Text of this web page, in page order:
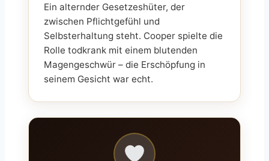
Ein alternder Gesetzeshüter, der
zwischen Pflichtgefühl und
Selbsterhaltung steht. Cooper spielte die
Rolle todkrank mit einem blutenden
Magengeschwür – die Erschöpfung in
seinem Gesicht war echt.